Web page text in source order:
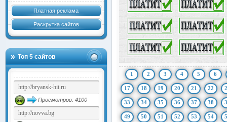
Платная реклама
Раскрутка сайтов
Топ 5 сайтов
Просмотров: 4100
1 2 3 4 5 6
17 18 19 20 21 22
33 34 35 36 37 38
49 50 51 52 53 54